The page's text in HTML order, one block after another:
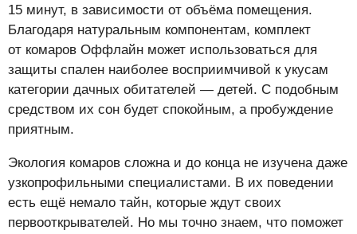
15 минут, в зависимости от объёма помещения.
Благодаря натуральным компонентам, комплект
от комаров Оффлайн может использоваться для
защиты спален наиболее восприимчивой к укусам
категории дачных обитателей — детей. С подобным
средством их сон будет спокойным, а пробуждение
приятным.
Экология комаров сложна и до конца не изучена даже
узкопрофильными специалистами. В их поведении
есть ещё немало тайн, которые ждут своих
первооткрывателей. Но мы точно знаем, что поможет